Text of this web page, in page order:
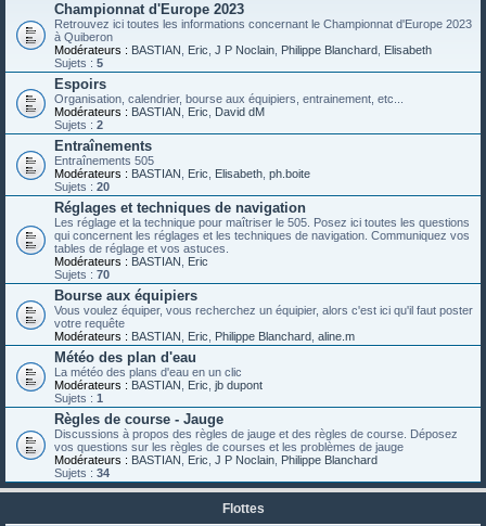
Championnat d'Europe 2023
Retrouvez ici toutes les informations concernant le Championnat d'Europe 2023
à Quiberon
Modérateurs : BASTIAN Eric J P Noclain Philippe Blanchard Elisabeth
Sujets : 5
Espoirs
Organisation, calendrier, bourse aux équipiers, entrainement, etc...
Modérateurs : BASTIAN Eric
David dM
Sujets : 2
Entraînements
Entraînements 505
Modérateurs : BASTIAN Eric Elisabeth ph.boite
Sujets : 20
Réglages et techniques de navigation
Les réglage et la technique pour maîtriser le 505. Posez ici toutes les questions
qui concernent les réglages et les techniques de navigation. Communiquez vos
tables de réglage et vos astuces.
Modérateurs : BASTIAN
Eric
Sujets : 70
Bourse aux équipiers
Vous voulez équiper, vous recherchez un équipier, alors c'est ici qu'il faut poster
votre requête
Modérateurs : BASTIAN Eric Philippe Blanchard aline.m
Météo des plan d'eau
La météo des plans d'eau en un clic
Modérateurs : BASTIAN Eric jb dupont
Sujets : 1
Règles de course - Jauge
Discussions à propos des règles de jauge et des règles de course. Déposez
vos questions sur les règles de courses et les problèmes de jauge
Modérateurs : BASTIAN Eric J P Noclain Philippe Blanchard
Sujets : 34
Flottes